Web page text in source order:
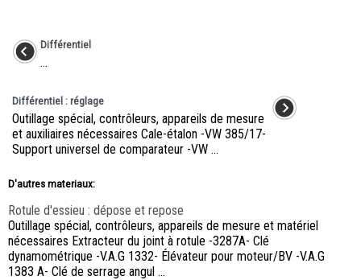
Différentiel
...
Différentiel : réglage
Outillage spécial, contrôleurs, appareils de mesure
et auxiliaires nécessaires Cale-étalon -VW 385/17-
Support universel de comparateur -VW ...
D'autres materiaux:
Rotule d'essieu : dépose et repose
Outillage spécial, contrôleurs, appareils de mesure et matériel
nécessaires Extracteur du joint à rotule -3287A- Clé
dynamométrique -V.A.G 1332- Élévateur pour moteur/BV -V.A.G
1383 A- Clé de serrage angul ...